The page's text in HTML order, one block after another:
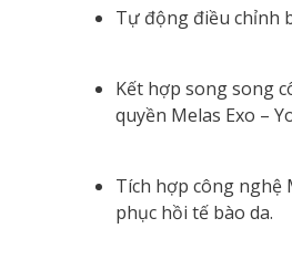
Tự động điều chỉnh
Kết hợp song song
quyền Melas Exo –
Tích hợp công nghệ
phục hồi tế bào da.